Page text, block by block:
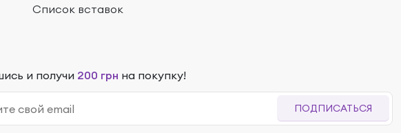
Список вставок
и получи 200 грн на покупку!
ПОДПИСАТЬСЯ